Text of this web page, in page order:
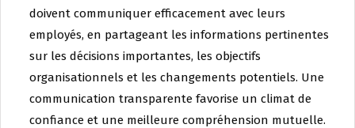
doivent communiquer efficacement avec leurs
employés, en partageant les informations pertinentes
sur les décisions importantes, les objectifs
organisationnels et les changements potentiels. Une
communication transparente favorise un climat de
confiance et une meilleure compréhension mutuelle.